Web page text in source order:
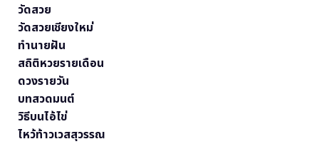
วัดสวย
วัดสวยเชียงใหม่
ทำนายฝัน
สถิติหวยรายเดือน
ดวงรายวัน
บทสวดมนต์
วิธีบนไอ้ไข่
ไหว้ท้าวเวสสุวรรณ